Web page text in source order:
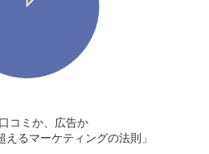
コミか、広告か
えるマーケティングの法則」